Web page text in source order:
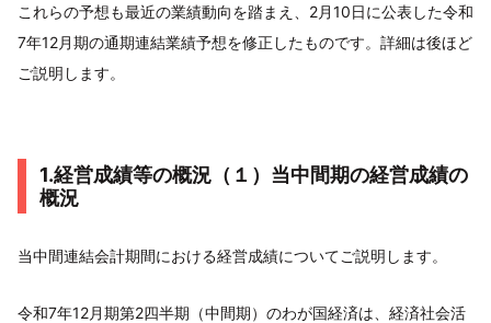
これらの予想も最近の業績動向を踏まえ、2月10日に公表した令和
7年12月期の通期連結業績予想を修正したものです。詳細は後ほど
ご説明します。
1.経営成績等の概況（１）当中間期の経営成績の
概況
当中間連結会計期間における経営成績についてご説明します。
令和7年12月期第2四半期（中間期）のわが国経済は、経済社会活